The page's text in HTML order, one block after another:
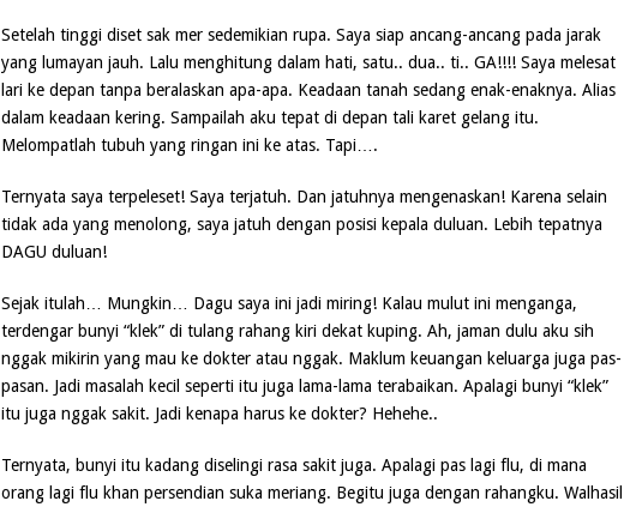
Setelah tinggi diset sak mer sedemikian rupa. Saya siap ancang-ancang pada jarak
yang lumayan jauh. Lalu menghitung dalam hati, satu.. dua.. ti.. GA!!!! Saya melesat
lari ke depan tanpa beralaskan apa-apa. Keadaan tanah sedang enak-enaknya. Alias
dalam keadaan kering. Sampailah aku tepat di depan tali karet gelang itu.
Melompatlah tubuh yang ringan ini ke atas. Tapi….
Ternyata saya terpeleset! Saya terjatuh. Dan jatuhnya mengenaskan! Karena selain
tidak ada yang menolong, saya jatuh dengan posisi kepala duluan. Lebih tepatnya
DAGU duluan!
Sejak itulah… Mungkin… Dagu saya ini jadi miring! Kalau mulut ini menganga,
terdengar bunyi “klek” di tulang rahang kiri dekat kuping. Ah, jaman dulu aku sih
nggak mikirin yang mau ke dokter atau nggak. Maklum keuangan keluarga juga pas-
pasan. Jadi masalah kecil seperti itu juga lama-lama terabaikan. Apalagi bunyi “klek”
itu juga nggak sakit. Jadi kenapa harus ke dokter? Hehehe..
Ternyata, bunyi itu kadang diselingi rasa sakit juga. Apalagi pas lagi flu, di mana
orang lagi flu khan persendian suka meriang. Begitu juga dengan rahangku. Walhasil